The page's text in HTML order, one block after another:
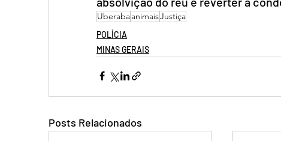
UberabaanimaisJustiça
POLÍCIA
MINAS GERAIS
Posts Relacionados